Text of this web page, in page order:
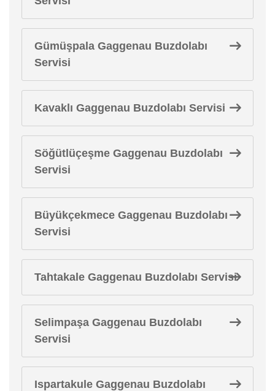
Gümüşpala Gaggenau Buzdolabı
Servisi
Kavaklı Gaggenau Buzdolabı Servisi
Söğütlüçeşme Gaggenau Buzdolabı
Servisi
Büyükçekmece Gaggenau Buzdolabı
Servisi
Tahtakale Gaggenau Buzdolabı Servisi
Selimpaşa Gaggenau Buzdolabı
Servisi
Ispartakule Gaggenau Buzdolabı